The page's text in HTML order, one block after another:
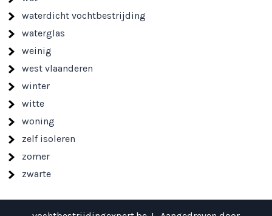
waterdicht vochtbestrijding
waterglas
weinig
west vlaanderen
winter
witte
woning
zelf isoleren
zomer
zwarte